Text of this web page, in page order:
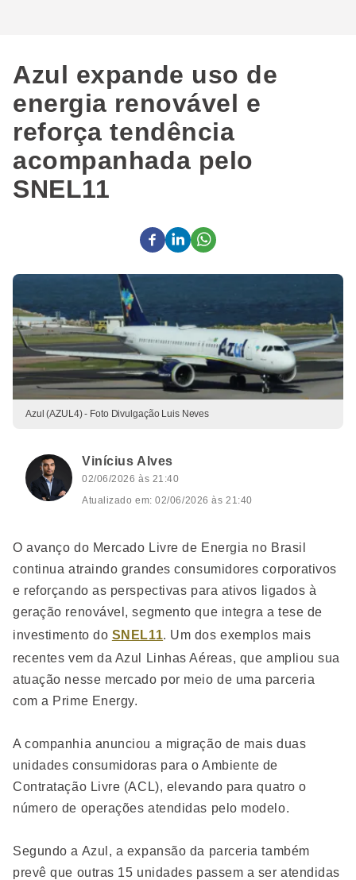
Azul expande uso de
energia renovável e
reforça tendência
acompanhada pelo
SNEL11
Azul (AZUL4) - Foto Divulgação Luis Neves
Vinícius Alves
02/06/2026 às 21:40
Atualizado em: 02/06/2026 às 21:40
O avanço do Mercado Livre de Energia no Brasil
continua atraindo grandes consumidores corporativos
e reforçando as perspectivas para ativos ligados à
geração renovável, segmento que integra a tese de
investimento do SNEL11. Um dos exemplos mais
recentes vem da Azul Linhas Aéreas, que ampliou sua
atuação nesse mercado por meio de uma parceria
com a Prime Energy.
A companhia anunciou a migração de mais duas
unidades consumidoras para o Ambiente de
Contratação Livre (ACL), elevando para quatro o
número de operações atendidas pelo modelo.
Segundo a Azul, a expansão da parceria também
prevê que outras 15 unidades passem a ser atendidas